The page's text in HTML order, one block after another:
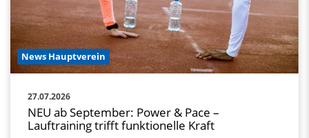
News Hauptverein
27.07.2026
NEU ab September: Power & Pace –
Lauftraining trifft funktionelle Kraft